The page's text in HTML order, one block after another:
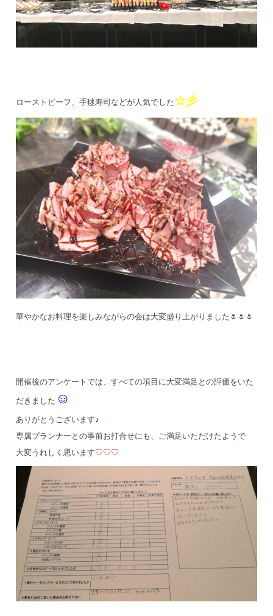
ローストビーフ、手毬寿司などが人気でした☆彡
華やかなお料理を楽しみながらの会は大変盛り上がりました🌷🌷🌷
開催後のアンケートでは、すべての項目に大変満足との評価をいた
だきました ☺
ありがとうございます♪
専属プランナーとの事前お打合せにも、ご満足いただけたようで
大変うれしく思います♡♡♡